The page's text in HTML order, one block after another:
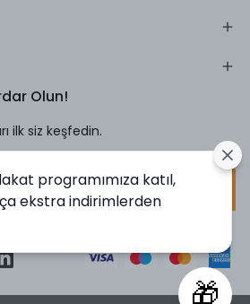
Olun!
ilk siz keşfedin.
programımıza katıl,
ekstra indirimlerden
🎁